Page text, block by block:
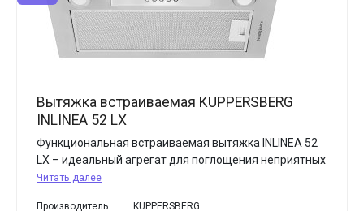
Вытяжка встраиваемая KUPPERSBERG
INLINEA 52 LX
Функциональная встраиваемая вытяжка INLINEA 52
LX – идеальный агрегат для поглощения неприятных
Читать далее
Производитель
KUPPERSBERG